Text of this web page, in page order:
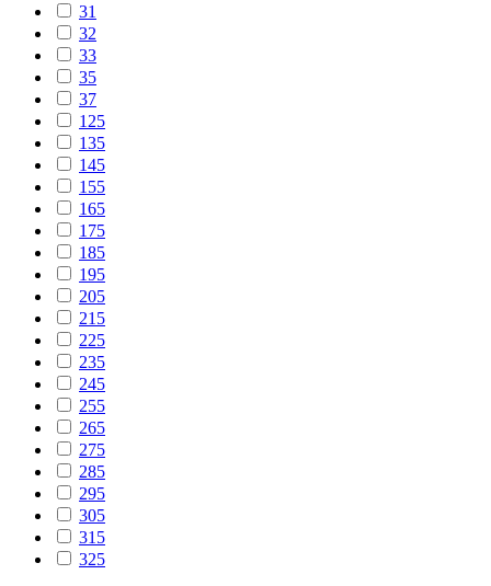
31
32
33
35
37
125
135
145
155
165
175
185
195
205
215
225
235
245
255
265
275
285
295
305
315
325